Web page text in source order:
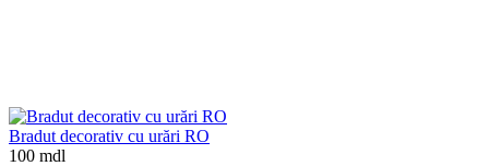
Bradut decorativ cu urări RO
100 mdl